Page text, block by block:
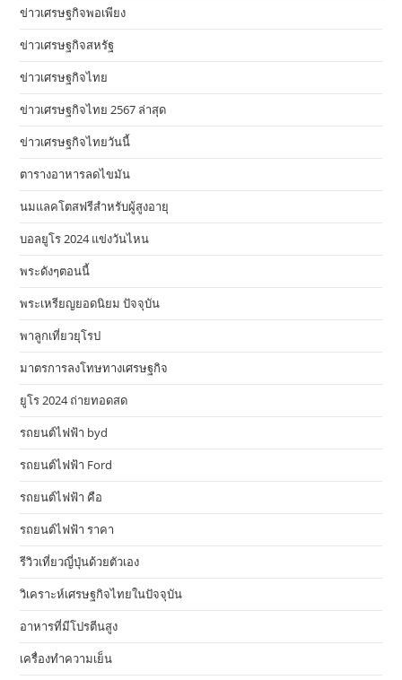
ข่าวเศรษฐกิจพอเพียง
ข่าวเศรษฐกิจสหรัฐ
ข่าวเศรษฐกิจไทย
ข่าวเศรษฐกิจไทย 2567 ล่าสุด
ข่าวเศรษฐกิจไทยวันนี้
ตารางอาหารลดไขมัน
นมแลคโตสฟรีสำหรับผู้สูงอายุ
บอลยูโร 2024 แข่งวันไหน
พระดังๆตอนนี้
พระเหรียญยอดนิยม ปัจจุบัน
พาลูกเที่ยวยุโรป
มาตรการลงโทษทางเศรษฐกิจ
ยูโร 2024 ถ่ายทอดสด
รถยนต์ไฟฟ้า byd
รถยนต์ไฟฟ้า Ford
รถยนต์ไฟฟ้า คือ
รถยนต์ไฟฟ้า ราคา
รีวิวเที่ยวญี่ปุ่นด้วยตัวเอง
วิเคราะห์เศรษฐกิจไทยในปัจจุบัน
อาหารที่มีโปรตีนสูง
เครื่องทำความเย็น